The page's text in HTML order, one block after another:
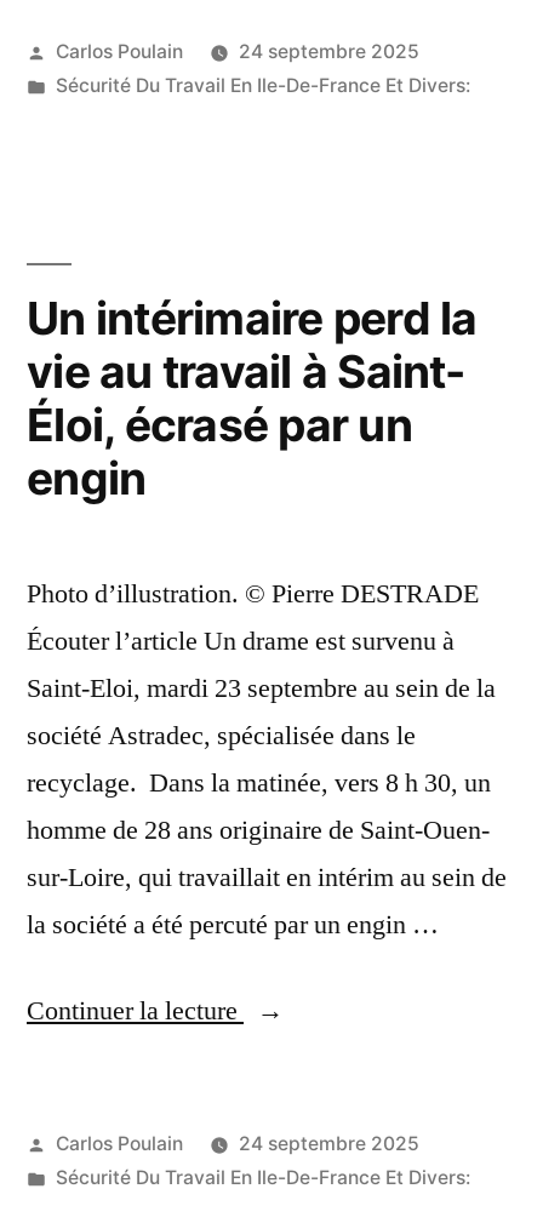
une
chantier’….
Dans
ce
club
du
Tarn,
solidarité
s’organise
autour
d’un
joueur,
d’un
Publié
par
Carlos Poulain
24 septembre 2025
Publié
Sécurité Du Travail En Ile-De-France Et Divers:
Un intérimaire perd la
vie au travail à Saint-
Éloi, écrasé par un
engin
Photo d’illustration. © Pierre DESTRADE
Écouter l’article Un drame est survenu à
Saint-Eloi, mardi 23 septembre au sein de la
société Astradec, spécialisée dans le
recyclage. Dans la matinée, vers 8 h 30, un
homme de 28 ans originaire de Saint-Ouen-
sur-Loire, qui travaillait en intérim au sein de
la société a été percuté par un engin …
Continuer la lecture
« Un
la
Publié
par
Carlos Poulain
24 septembre 2025
Publié
Sécurité Du Travail En Ile-De-France Et Divers: